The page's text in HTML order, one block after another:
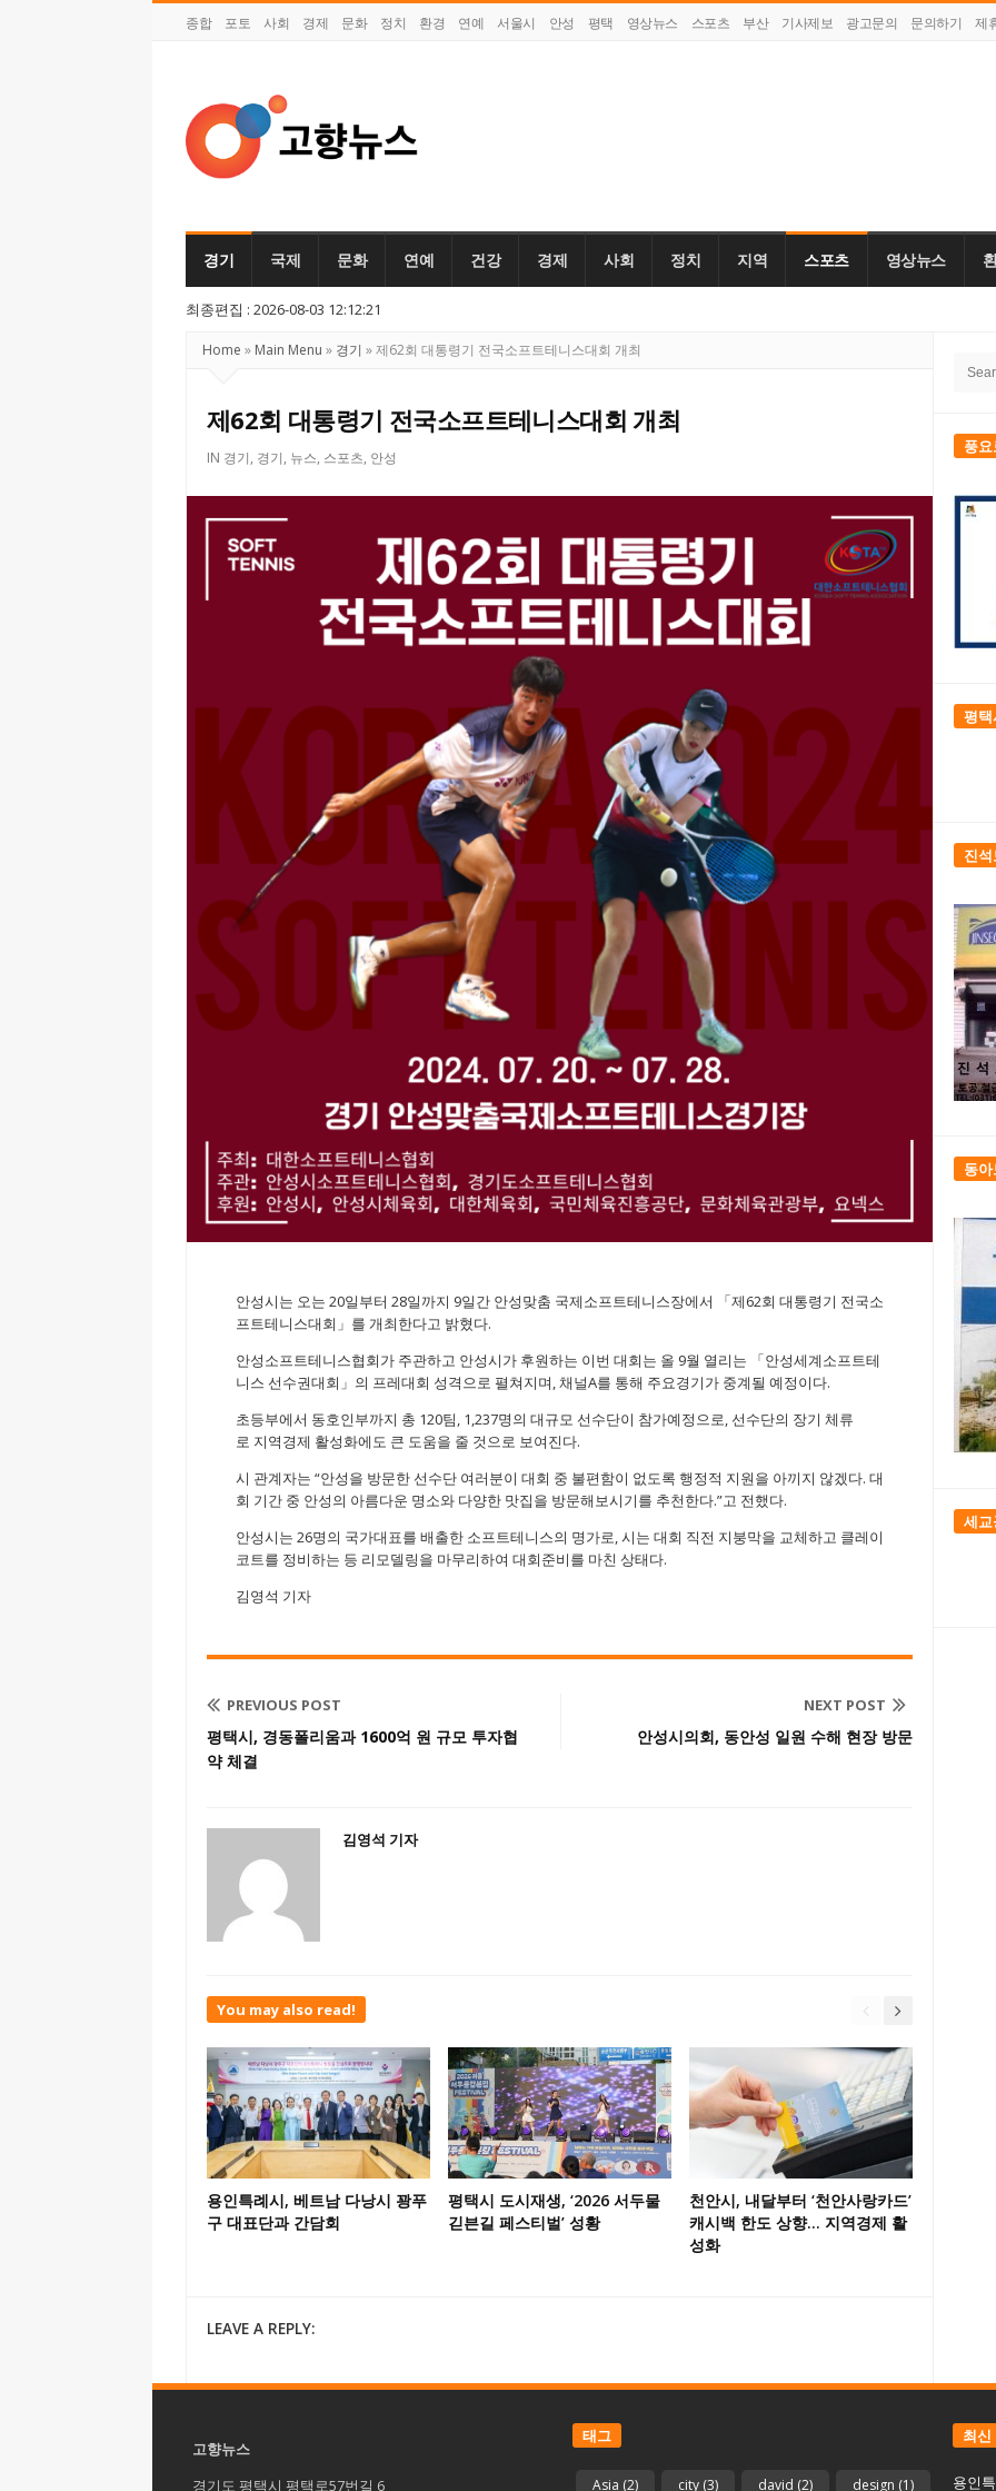
종합 포토 사회 경제 문화 정치 환경 연예 서울시 안성 평택 영상뉴스 스포츠 부산 기사제보 광고문의 문의하기 제
향
뉴
스
경기 국제 문화 연예 건강 경제 사회 정치 지역 스포츠 영상뉴스
최종편집 : 2026-08-03 12:12:21
Home » Main Menu » 경기 »제62회 대통령기 전국소프트테니스대회 개최
제62회 대통령기 전국소프트테니스대회 개최
IN 경기, 경기, 뉴스, 스포츠, 안성
안성시는 오는 20일부터 28일까지 9일간 안성맞춤 국제소프트테니스장에서 「제62회 대통령기 전국소
프트테니스대회」를 개최한다고 밝혔다.
안성소프트테니스협회가 주관하고 안성시가 후원하는 이번 대회는 올 9월 열리는 「안성세계소프트테
니스 선수권대회」의 프레대회 성격으로 펼쳐지며, 채널A를 통해 주요경기가 중계될 예정이다.
초등부에서 동호인부까지 총 120팀, 1,237명의 대규모 선수단이 참가예정으로, 선수단의 장기 체류
로 지역경제 활성화에도 큰 도움을 줄 것으로 보여진다.
시 관계자는 “안성을 방문한 선수단 여러분이 대회 중 불편함이 없도록 행정적 지원을 아끼지 않겠다. 대
회 기간 중 안성의 아름다운 명소와 다양한 맛집을 방문해보시기를 추천한다.”고 전했다.
안성시는 26명의 국가대표를 배출한 소프트테니스의 명가로, 시는 대회 직전 지붕막을 교체하고 클레이
코트를 정비하는 등 리모델링을 마무리하여 대회준비를 마친 상태다.
김영석 기자
PREVIOUS POST
평택시, 경동폴리움과 1600억 원 규모 투자협
약 체결
NEXT POST
안성시의회, 동안성 일원 수해 현장 방문
김영석 기자
You may also read!
용인특례시, 베트남 다낭시 꽝푸
구 대표단과 간담회
평택시 도시재생, ‘2026 서두물
긷븐길 페스티벌’ 성황
천안시, 내달부터 ‘천안사랑카드’
캐시백 한도 상향… 지역경제 활
성화
LEAVE A REPLY:
풍
평택
진
동
세
고향뉴스
경기도 평택시 평택로57번길 6
태그
Asia (2) city (3) david (2) design (1)
최신
용인